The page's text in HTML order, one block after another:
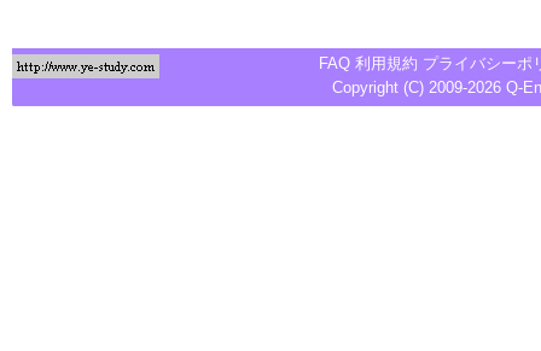
FAQ 利用規約 プライバシーポ
Copyright (C) 2009-2026 Q-